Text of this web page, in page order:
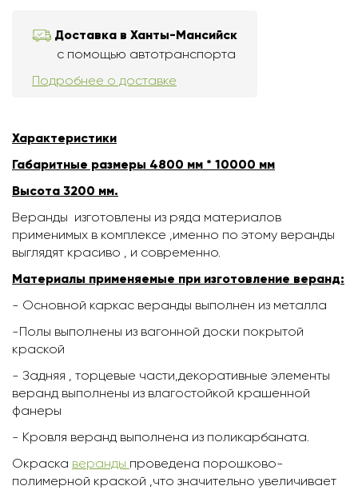
Доставка в Ханты-Мансийск
с помощью автотранспорта
Подробнее о доставке
Характеристики
Габаритные размеры 4800 мм * 10000 мм
Высота 3200 мм.
Веранды изготовлены из ряда материалов
применимых в комплексе ,именно по этому веранды
выглядят красиво , и современно.
Материалы применяемые при изготовление веранд:
- Основной каркас веранды выполнен из металла
-Полы выполнены из вагонной доски покрытой
краской
- Задняя , торцевые части,декоративные элементы
веранд выполнены из влагостойкой крашенной
фанеры
- Кровля веранд выполнена из поликарбаната.
Окраска веранды проведена порошково-
полимерной краской ,что значительно увеличивает